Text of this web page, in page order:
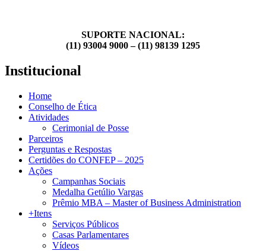
SUPORTE NACIONAL:
(11) 93004 9000 – (11) 98139 1295
Institucional
Home
Conselho de Ética
Atividades
Cerimonial de Posse
Parceiros
Perguntas e Respostas
Certidões do CONFEP – 2025
Ações
Campanhas Sociais
Medalha Getúlio Vargas
Prêmio MBA – Master of Business Administration
+Itens
Serviços Públicos
Casas Parlamentares
Vídeos